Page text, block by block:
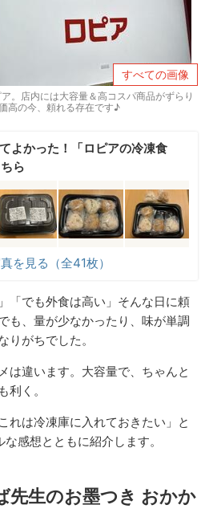
すべての画像
。店内には大容量＆高コスパ商品がずらり
高の今、頼れる存在です♪
てよかった！「ロピアの冷凍食
ら
を見る（全41枚）
「でも外食は高い」そんな日に頼
も、量が少なかったり、味が単調
りがちでした。
は違います。大容量で、ちゃんと
利く。
れは冷凍庫に入れておきたい」と
感想とともに紹介します。
先生のお墨つき おかか